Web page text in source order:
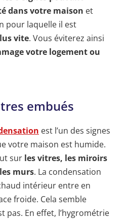
dans votre maison et
pour laquelle il est
vite. Vous éviterez ainsi
votre logement ou
embués
est l’un des signes
votre maison est humide.
sur les vitres, les miroirs
murs. La condensation
intérieur entre en
froide. Cela semble
pas. En effet, l’hygrométrie